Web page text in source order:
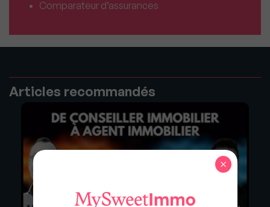
Comparateur d’assurances
Articles recommandés
×